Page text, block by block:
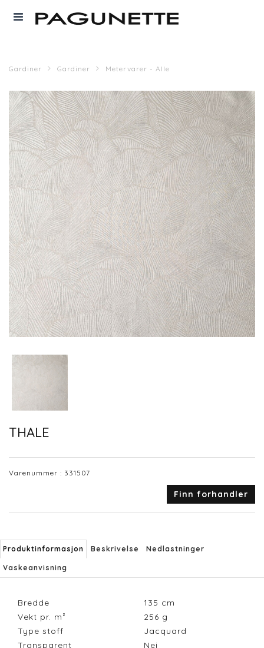
Gardiner Gardiner Metervarer - Alle
THALE
Varenummer : 331507
Finn forhandler
Produktinformasjon Beskrivelse Nedlastninger
Vaskeanvisning
Bredde 135 cm
Vekt pr. m²
256 g
Type stoff
Jacquard
Transparent
Nei